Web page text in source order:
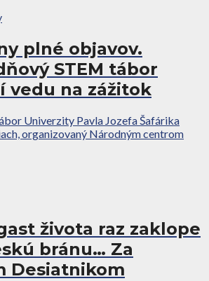
plné objavov.
STEM tábor
vedu na zážitok
Univerzity Pavla Jozefa Šafárika
organizovaný Národným centrom
života raz zaklope
bránu… Za
Desiatnikom